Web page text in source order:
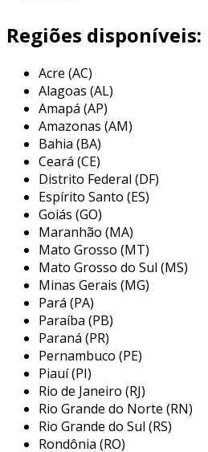
dessa forma, o ambiente se torna
aconchegante e funcional.
além de proporcionar proteção
ventos, o fechamento de
o espaço seja transformado em
quartos adicionais ou até mesmo
trabalho. isso contribui para a
imóvel e amplia as possibilidades
ambientes.
variáveis que influenciam
fechamento de varanda
o custo do fechamento de
de preço por metro quadrado
amplamente em função de
estes fatores precisam ser
planejar um projeto de
são apresentados alguns dos
aspectos que influenciam esse
tipo de material: o preço
o material escolhido, sendo
Regiões disponíveis:
Acre (AC)
Alagoas (AL)
Amapá (AP)
Amazonas (AM)
Bahia (BA)
Ceará (CE)
Distrito Federal (DF)
Espírito Santo (ES)
Goiás (GO)
Maranhão (MA)
Mato Grosso (MT)
Mato Grosso do Sul (MS)
Minas Gerais (MG)
Pará (PA)
Paraíba (PB)
Paraná (PR)
Pernambuco (PE)
Piauí (PI)
Rio de Janeiro (RJ)
Rio Grande do Norte (RN)
Rio Grande do Sul (RS)
Rondônia (RO)